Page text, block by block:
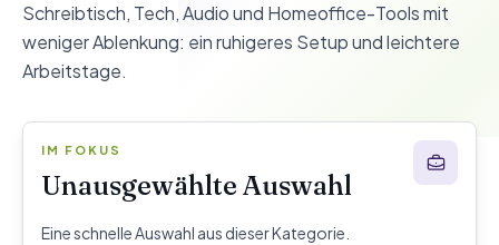
Schreibtisch, Tech, Audio und Homeoffice-Tools mit
weniger Ablenkung: ein ruhigeres Setup und leichtere
Arbeitstage.
IM FOKUS
Unausgewählte Auswahl
Eine schnelle Auswahl aus dieser Kategorie.